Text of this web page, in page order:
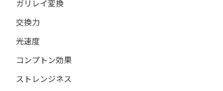
ガリレイ変換
交換力
光速度
コンプトン効果
ストレンジネス